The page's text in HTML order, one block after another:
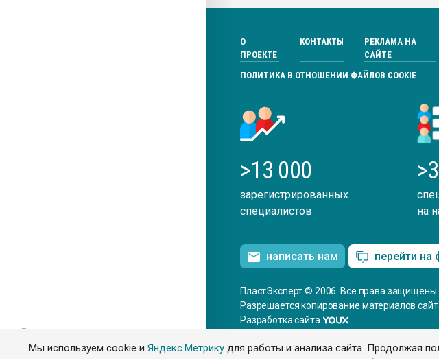
Мы используем cookie иЯндекс.Метрику для работы и анализа сайта. Продолжая
О
ПРОЕКТЕ
КОНТАКТЫ
РЕКЛАМА НА
САЙТЕ
ПОЛИТИКА В ОТНОШЕНИИ ФАЙЛОВ COOKIE
>13 000
зарегистрированных
специалистов
на
написать нам перейти на
ПластЭксперт © 2006. Все права защищены
Разрешается копирование материалов
Разработка сайта